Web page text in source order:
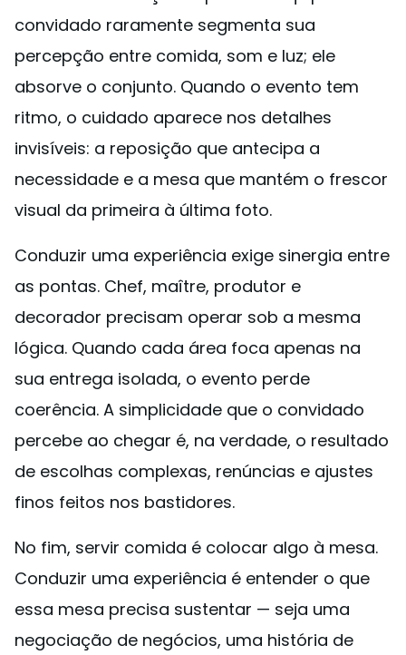
convidado raramente segmenta sua
percepção entre comida, som e luz; ele
absorve o conjunto. Quando o evento tem
ritmo, o cuidado aparece nos detalhes
invisíveis: a reposição que antecipa a
necessidade e a mesa que mantém o frescor
visual da primeira à última foto.
Conduzir uma experiência exige sinergia entre
as pontas. Chef, maître, produtor e
decorador precisam operar sob a mesma
lógica. Quando cada área foca apenas na
sua entrega isolada, o evento perde
coerência. A simplicidade que o convidado
percebe ao chegar é, na verdade, o resultado
de escolhas complexas, renúncias e ajustes
finos feitos nos bastidores.
No fim, servir comida é colocar algo à mesa.
Conduzir uma experiência é entender o que
essa mesa precisa sustentar — seja uma
negociação de negócios, uma história de